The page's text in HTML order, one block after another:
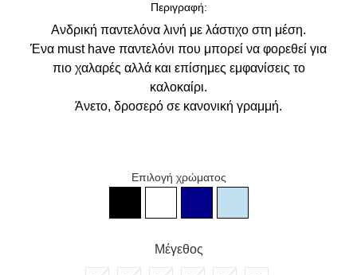
Περιγραφή:
Ανδρική παντελόνα λινή με λάστιχο στη μέση.
Ένα must have παντελόνι που μπορεί να φορεθεί για
πιο χαλαρές αλλά και επίσημες εμφανίσεις το
καλοκαίρι.
Άνετο, δροσερό σε κανονική γραμμή.
Επιλογή χρώματος
Μέγεθος